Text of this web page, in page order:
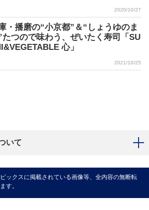
2020/10/27
・播磨の“小京都”＆“しょうゆのま
たつので味わう、ぜいたく寿司「SU
心」
2021/10/25
いて
ックスに掲載されている画像等、全内容の無断転
す。